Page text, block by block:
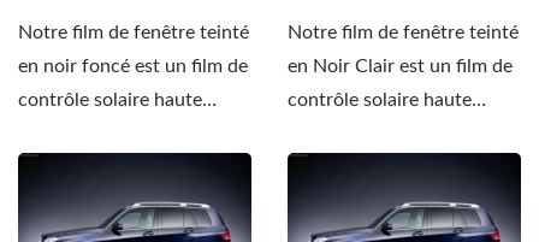
Notre film de fenêtre teinté
en noir foncé est un film de
contrôle solaire haute
Notre film de fenêtre teinté
en Noir Clair est un film de
contrôle solaire haute